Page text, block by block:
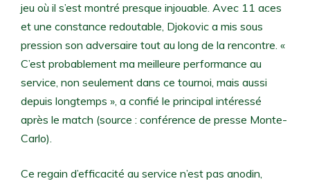
jeu où il s’est montré presque injouable. Avec 11 aces
et une constance redoutable, Djokovic a mis sous
pression son adversaire tout au long de la rencontre. «
C’est probablement ma meilleure performance au
service, non seulement dans ce tournoi, mais aussi
depuis longtemps », a confié le principal intéressé
après le match (source : conférence de presse Monte-
Carlo).
Ce regain d’efficacité au service n’est pas anodin,